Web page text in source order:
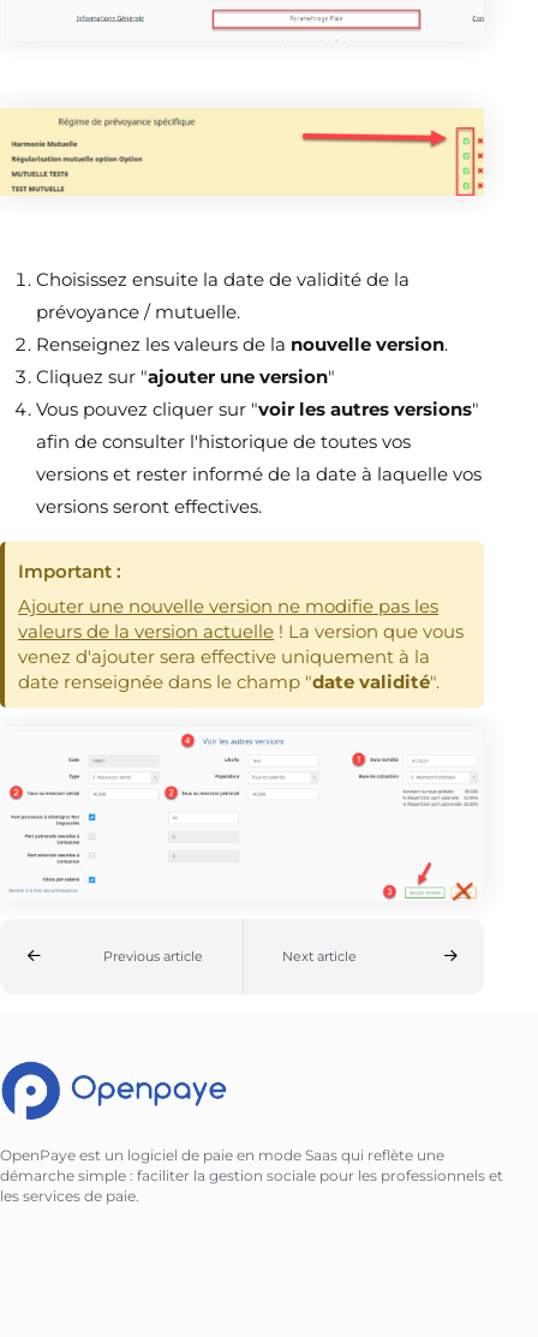
Choisissez ensuite la date de validité de la
prévoyance / mutuelle.
Renseignez les valeurs de la nouvelle version.
Cliquez sur "ajouter une version"
Vous pouvez cliquer sur "voir les autres versions"
afin de consulter l'historique de toutes vos
versions et rester informé de la date à laquelle vos
versions seront effectives.
Important :
Ajouter une nouvelle version ne modifie pas les
valeurs de la version actuelle ! La version que vous
venez d'ajouter sera effective uniquement à la
date renseignée dans le champ "date validité".
Previous article Next article
OpenPaye est un logiciel de paie en mode Saas qui reflète une
démarche simple : faciliter la gestion sociale pour les professionnels et
les services de paie.